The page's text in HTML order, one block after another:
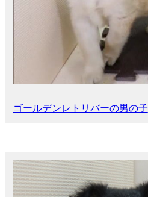
ゴールデンレトリバーの男の子